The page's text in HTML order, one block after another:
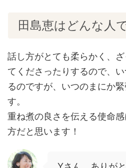
田島恵はどんな人
話し方がとても柔らかく、
てくださったりするので、
るのですが、いつのまにか
す。
重ね煮の良さを伝える使命
方だと思います！